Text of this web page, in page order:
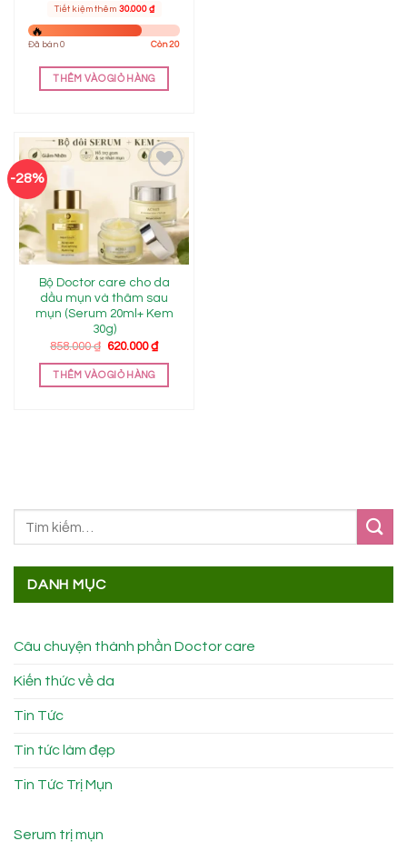
Tiết kiệm thêm 30.000 ₫
Đã bán 0 Còn 20
THÊM VÀO GIỎ HÀNG
-28%
Add to
wishlist
Bộ Doctor care cho da
dầu mụn và thâm sau
mụn (Serum 20ml+ Kem
30g)
858.000₫ Giá
là:
858.000 ₫.
620.000₫Giá
tại
THÊM VÀO GIỎ HÀNG
DANH MỤC
Câu chuyện thành phần Doctor care
Kiến thức về da
Tin Tức
Tin tức làm đẹp
Tin Tức Trị Mụn
Serum trị mụn